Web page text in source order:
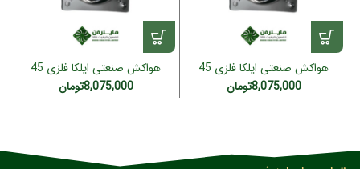
هواکش صنعتی ایلکا فلزی 45
سانتی مدل VIK-45A4S-H
8,075,000تومان
هواکش صنعتی ایلکا فلزی 45
فاز)
8,075,000تومان